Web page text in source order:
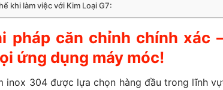
khi làm việc với Kim Loại G7:
pháp căn chỉnh chính xác
ứng dụng máy móc!
inox 304 được lựa chọn hàng đầu trong lĩnh